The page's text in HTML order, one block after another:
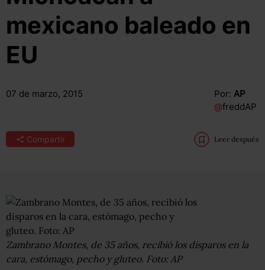
mexicano baleado en
EU
07 de marzo, 2015 Por: AP
@freddAP
Compartir Leer después
Zambrano Montes, de 35 años, recibió los disparos en la
cara, estómago, pecho y gluteo. Foto: AP